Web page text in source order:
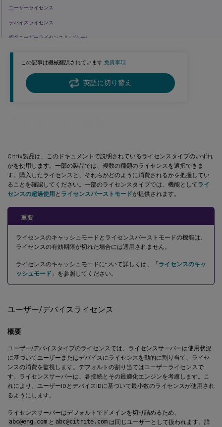
この記事は機械翻訳されています.免責事項
英語に切り替え
Citrix製品は、このドキュメントで説明されているライセンスタイプのいずれ
かを使用します。一部の製品では、複数の種類のライセンスを選択できま
す。購入したライセンスと、それらがどのように消費されるかを把握してい
ることを確認してください。一部のライセンスタイプでは、機能としてライ
センスの超過使用 と ライセンスバーストモードが提供されます。
重要
ライセンスのキャッシュモードとライセンスバーストモードの機能は、
ライセンスの有効期限が切れた場合には適用されません。
ライセンスのキャッシュモードについて詳しくは、「ライセンスのキャ
ッシュモード 」を参照してください。
ユーザー/デバイスライセンス
概要
ユーザー/デバイスタイプのライセンスでは、ライセンスサーバーは使用状況
に基づいてユーザーまたはデバイスにライセンスを動的に割り当て、ライセ
ンスの消費を監視します。デフォルトの割り当てはユーザーライセンスで
す。ライセンスサーバーは、各接続とその最適化エンジンを考慮します。こ
れにより、ユーザーIDとデバイスIDに基づいて最小数のライセンスが使用され
るようにします。
ライセンスサーバーはデフォルトでドメインを切り詰めるため、
abc@eng.com と abc@citrite.com は同じユーザーとして扱われます。詳
ユーザーライセンス
デバイスライセンス
指名ユーザーライセンス (レガシー)
ライセンスの超過使用 (オーバードラフト)
ライセンスバーストモード
超過許容量とライセンスバーストモードの利用可能性